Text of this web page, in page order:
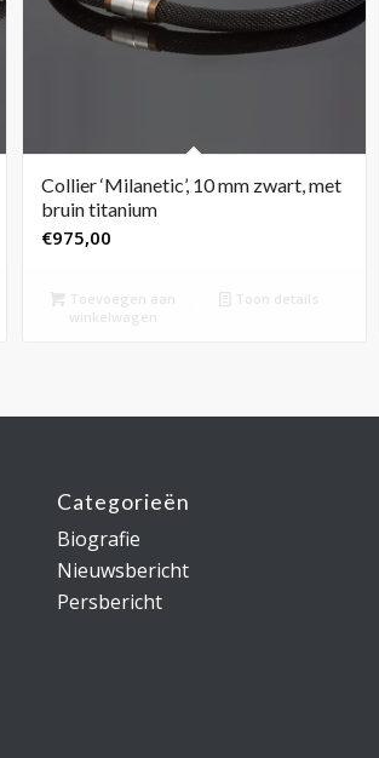
Collier ‘Milanetic’, 10 mm zwart, met
bruin titanium
€975,00
Toevoegen aan
winkelwagen
Toon details
Categorieën
Biografie
Nieuwsbericht
Persbericht